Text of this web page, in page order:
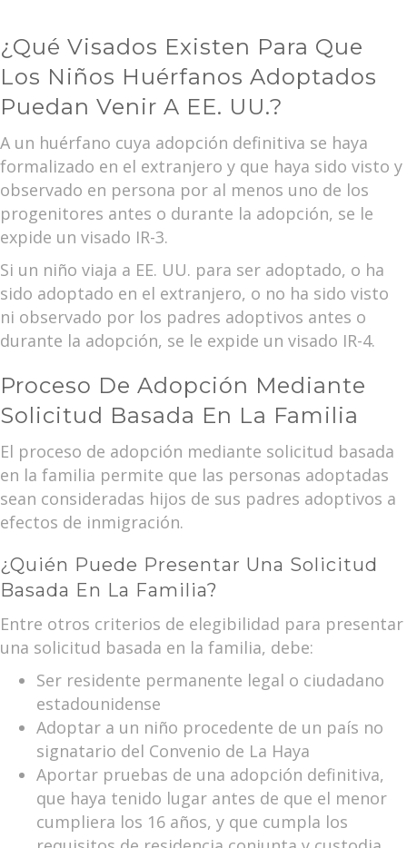
¿Qué Visados Existen Para Que
Los Niños Huérfanos Adoptados
Puedan Venir A EE. UU.?
A un huérfano cuya adopción definitiva se haya
formalizado en el extranjero y que haya sido visto y
observado en persona por al menos uno de los
progenitores antes o durante la adopción, se le
expide un visado IR-3.
Si un niño viaja a EE. UU. para ser adoptado, o ha
sido adoptado en el extranjero, o no ha sido visto
ni observado por los padres adoptivos antes o
durante la adopción, se le expide un visado IR-4.
Proceso De Adopción Mediante
Solicitud Basada En La Familia
El proceso de adopción mediante solicitud basada
en la familia permite que las personas adoptadas
sean consideradas hijos de sus padres adoptivos a
efectos de inmigración.
¿Quién Puede Presentar Una Solicitud
Basada En La Familia?
Entre otros criterios de elegibilidad para presentar
una solicitud basada en la familia, debe:
Ser residente permanente legal o ciudadano
estadounidense
Adoptar a un niño procedente de un país no
signatario del Convenio de La Haya
Aportar pruebas de una adopción definitiva,
que haya tenido lugar antes de que el menor
cumpliera los 16 años, y que cumpla los